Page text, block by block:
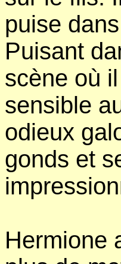
puise
Puisant
scène où
sensible
odieux
gonds et
Hermione